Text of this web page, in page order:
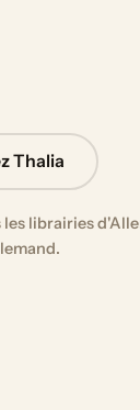
Thalia
librairies